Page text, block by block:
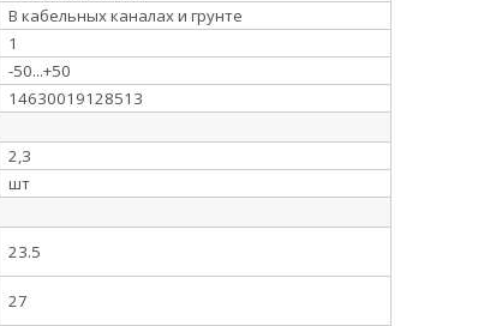
В кабельных каналах и грунте
1
-50...+50
14630019128513
2,3
шт
23.5
27